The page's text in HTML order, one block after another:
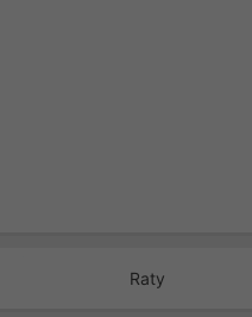
Raty